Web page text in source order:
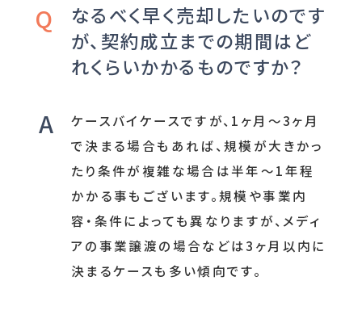
なるべく早く売却したいのです
が、契約成立までの期間はど
れくらいかかるものですか？
ケースバイケースですが、1ヶ月～3ヶ月
で決まる場合もあれば、規模が大きかっ
たり条件が複雑な場合は半年～1年程
かかる事もございます。規模や事業内
容・条件によっても異なりますが、メディ
アの事業譲渡の場合などは3ヶ月以内に
決まるケースも多い傾向です。